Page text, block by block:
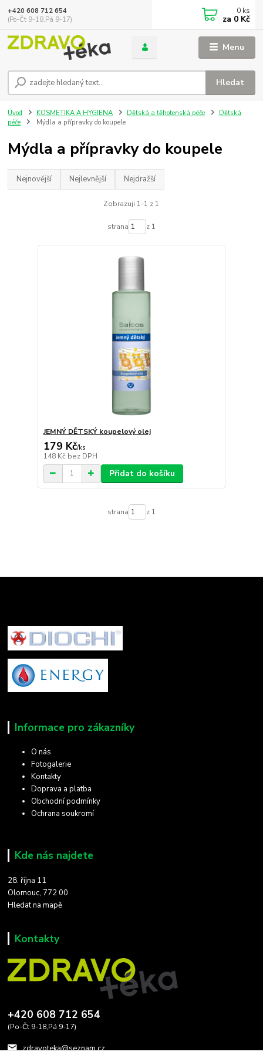
Menu
Hledat
+420 608 712 654
(Po-Čt 9-18,Pá 9-17)
0 ks
za 0 Kč
Úvod KOSMETIKA A HYGIENA Dětská a těhotenská péče
Dětská
péče
Mýdla a přípravky do koupele
Mýdla a přípravky do koupele
Nejnovější Nejlevnější Nejdražší
Zobrazuji 1-1 z 1
strana z 1
JEMNÝ DĚTSKÝ koupelový olej
179 Kč/ks
148 Kč bez DPH
Přidat do košíku
strana z 1
Informace pro zákazníky
O nás
Fotogalerie
Kontakty
Doprava a platba
Obchodní podmínky
Ochrana soukromí
Kde nás najdete
28. října 11
Olomouc, 772 00
Hledat na mapě
Kontakty
+420 608 712 654
(Po-Čt 9-18,Pá 9-17)
zdravoteka@seznam.cz